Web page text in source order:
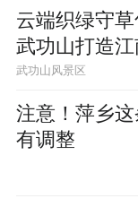
云端织绿守
武功山打造
武功山风景区
注意！萍乡
有调整